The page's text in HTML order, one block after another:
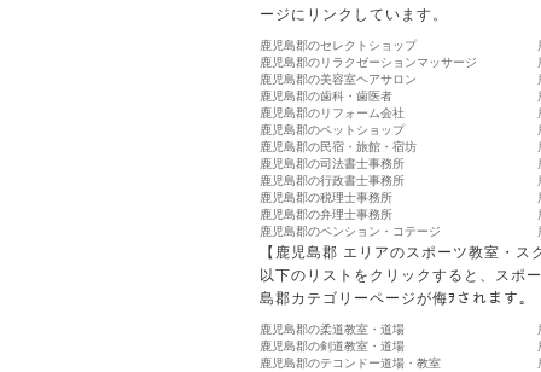
ージにリンクしています。
鹿児島郡のセレクトショップ
鹿児島郡のリラクゼーションマッサージ
鹿児島郡の美容室ヘアサロン
鹿児島郡の歯科・歯医者
鹿児島郡のリフォーム会社
鹿児島郡のペットショップ
鹿児島郡の民宿・旅館・宿坊
鹿児島郡の司法書士事務所
鹿児島郡の行政書士事務所
鹿児島郡の税理士事務所
鹿児島郡の弁理士事務所
鹿児島郡のペンション・コテージ
【鹿児島郡 エリアのスポーツ教室・ス
以下のリストをクリックすると、スポ
島郡カテゴリーページが侮ｦされます。
鹿児島郡の柔道教室・道場
鹿児島郡の剣道教室・道場
鹿児島郡のテコンドー道場・教室